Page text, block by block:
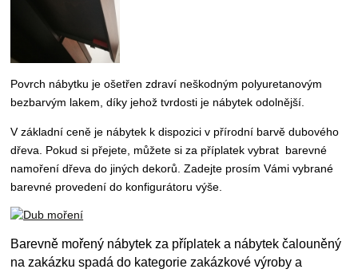
Povrch nábytku je ošetřen zdraví neškodným polyuretanovým
bezbarvým lakem, díky jehož tvrdosti je nábytek odolnější.
V základní ceně je nábytek k dispozici v přírodní barvě dubového
dřeva. Pokud si přejete, můžete si za příplatek vybrat barevné
namoření dřeva do jiných dekorů. Zadejte prosím Vámi vybrané
barevné provedení do konfigurátoru výše.
Barevně mořený nábytek za příplatek a nábytek čalouněný
na zakázku spadá do kategorie zakázkové výroby a